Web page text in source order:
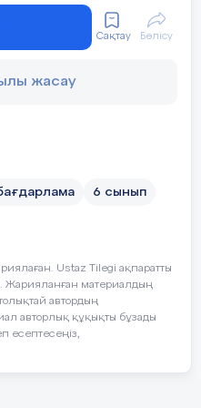
сөзге
жаса.
тереңіне
өлең...» Ойтолғау
мәтіннің
алғашқы
түрлерін
анықтап,
болжайды .
түрлерін
Сақтау Бөлісу
жасау
6 сынып
Ustaz Tilegi ақпаратты
Жарияланған материалдың
автордың
авторлық құқықты бұзады
есептесеңіз,